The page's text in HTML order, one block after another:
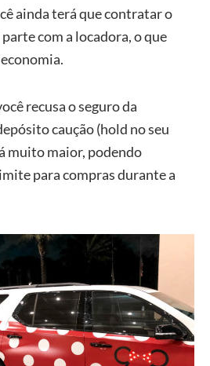
ainda terá que contratar o
com a locadora, o que
recusa o seguro da
caução (hold no seu
muito maior, podendo
para compras durante a